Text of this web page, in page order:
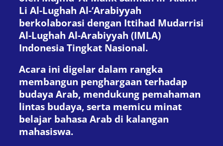
Li Al-Lughah Al-‘Arabiyyah
berkolaborasi dengan Ittihad Mudarrisi
Al-Lughah Al-Arabiyyah (IMLA)
Indonesia Tingkat Nasional.
Acara ini digelar dalam rangka
membangun penghargaan terhadap
budaya Arab, mendukung pemahaman
lintas budaya, serta memicu minat
belajar bahasa Arab di kalangan
mahasiswa.